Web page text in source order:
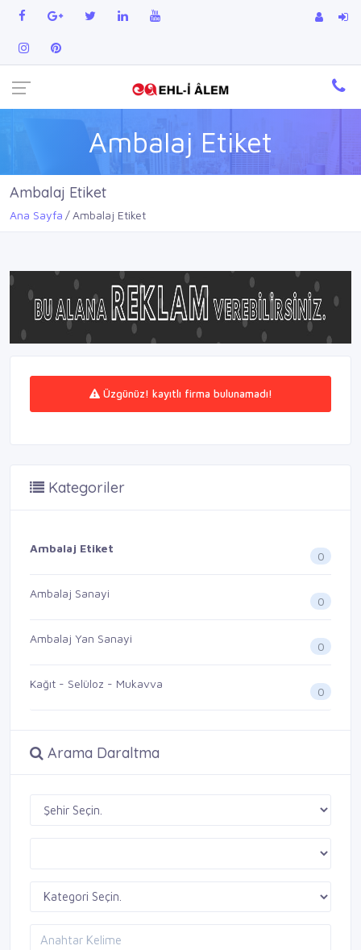
Ambalaj Etiket
Ambalaj Etiket
Ana Sayfa Ambalaj Etiket
Üzgünüz! kayıtlı firma bulunamadı!
Kategoriler
Ambalaj Etiket
0
Ambalaj Sanayi
0
Ambalaj Yan Sanayi
0
Kağıt - Selüloz - Mukavva
0
Arama Daraltma